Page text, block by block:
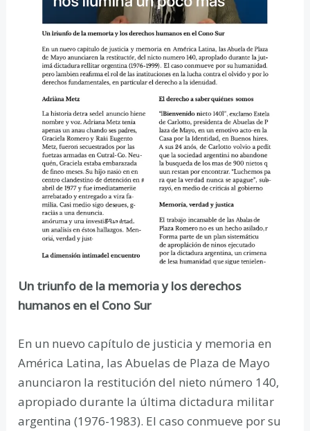
Un triunfo de la memoria y los derechos
humanos en el Cono Sur
En un nuevo capítulo de justicia y memoria en
América Latina, las Abuelas de Plaza de Mayo
anunciaron la restitución del nieto número 140,
apropiado durante la última dictadura militar
argentina (1976-1983). El caso conmueve por su